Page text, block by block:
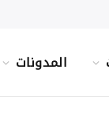
المدونات